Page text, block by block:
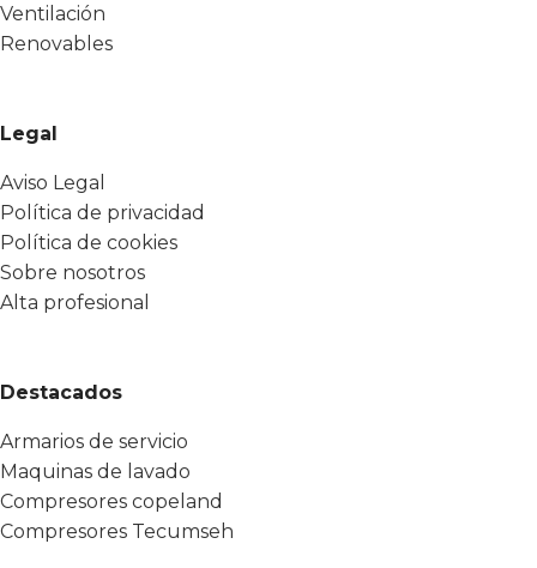
Ventilación
Renovables
Legal
Aviso Legal
Política de privacidad
Política de cookies
Sobre nosotros
Alta profesional
Destacados
Armarios de servicio
Maquinas de lavado
Compresores copeland
Compresores Tecumseh